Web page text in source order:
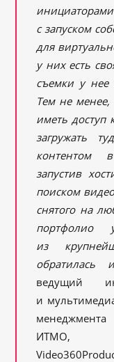
с запуском
для
у них есть
съемки у нее
Тем не
иметь доступ
загружать
контентом в
запустив
поиском
снятого на
портфолио
из
ведущий
и
ИТМО,